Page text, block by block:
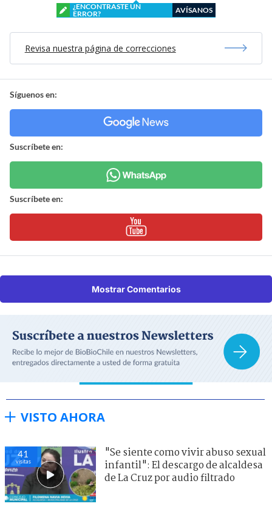
¿ENCONTRASTE UN
ERROR?
AVÍSANOS
Revisa nuestra página de correcciones
Síguenos en:
Suscríbete en:
Suscríbete en:
Mostrar Comentarios
VISTO AHORA
41
visitas
"Se siente como vivir abuso sexual
infantil": El descargo de alcaldesa
de La Cruz por audio filtrado